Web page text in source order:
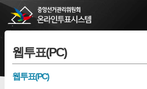
웹투표(PC)
웹투표(PC)